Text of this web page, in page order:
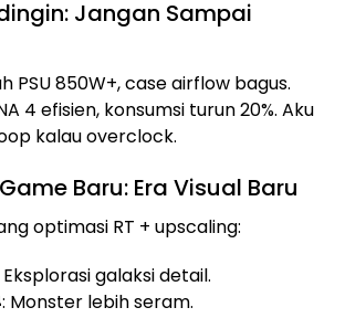
Jangan Sampai
PSU 850W+, case airflow bagus.
4 efisien, konsumsi turun 20%. Aku
kalau overclock.
Baru: Era Visual Baru
optimasi RT + upscaling:
Eksplorasi galaksi detail.
: Monster lebih seram.